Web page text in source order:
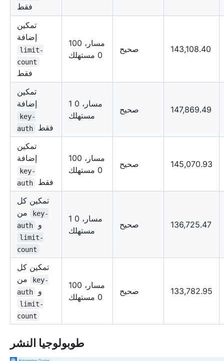
فقط
تمكين
إضافة
limit-
count
فقط
100 مسار،
0 مستهلك
صحيح 143,108.40
تمكين
إضافة
key-
auth
فقط
1 مسار، 0
مستهلك
صحيح 147,869.49
تمكين
إضافة
key-
auth
فقط
100 مسار،
0 مستهلك
صحيح 145,070.93
تمكين كل
key-
auth
و
limit-
count
1 مسار، 0
مستهلك
صحيح 136,725.47
تمكين كل
key-
auth
و
limit-
count
100 مسار،
0 مستهلك
صحيح 133,782.95
طوبولوجيا النشر